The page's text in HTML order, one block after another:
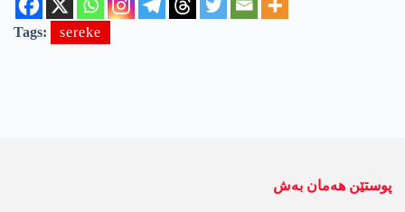
Tags: sereke
پوستێن ھەمان بەش